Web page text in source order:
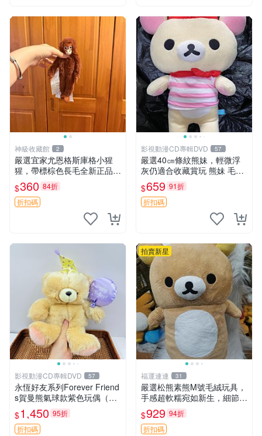
神級收藏館 2
嚴選宜家尤恩格斯庫格小猩
猩，帶標棕色長毛全新正品，
保存極佳。 宜家 尤恩格斯 庫
格小猩猩
$360 84折
折扣碼
影視動漫CD專輯DVD 57
嚴選40㎝條紋熊妹，輕微浮
灰仍適合收藏賞玩 熊妹 毛絨
玩具 浮雕熊
$659 91折
折扣碼
影視動漫CD專輯DVD 57
永恆好友系列Forever Friend
s賀曼熊氣球款紫色玩偶（鼻
子稍有磨損） 中古玩具 氣球
熊 玩偶
$1,450 95折
折扣碼
拍賣新星
福運連連 31
嚴選松熊素熊M號毛絨玩具，
手感超軟糯宛如新生，細節精
緻完美無瑕，推薦送禮或珍
藏，中古狀態保養得宜。 松
熊 素熊 毛絨doll
$929 94折
折扣碼